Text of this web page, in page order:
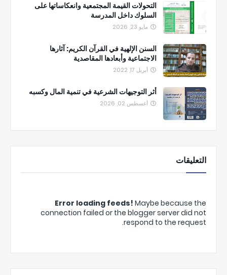
التحولات القيمة المجتمعية وانعكاساتها على
السلوك داخل المدرسة
مايو 23, 2026
السنن الإلهية في القرآن الكريم: آثارها
الاجتماعية وأبعادها المقاصدية
أبريل 17, 2022
أثر التوجيهات الشرعية في تنمية المال وكسبه
أغسطس 02, 2026
التعليقات
Error loading feeds! Maybe because the
connection failed or the blogger server did not
respond to the request.